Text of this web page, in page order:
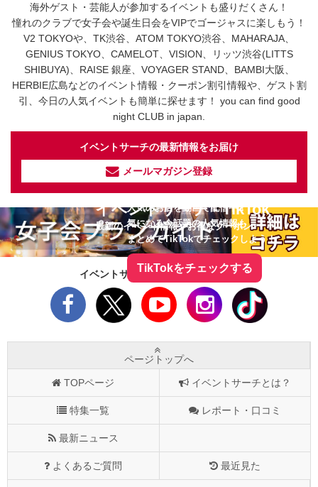
海外ゲスト・芸能人が参加するイベントも盛りだくさん！
憧れのクラブで女子会や誕生日会をVIPでゴージャスに楽しもう！
V2 TOKYOや、TK渋谷、ATOM TOKYO渋谷、MAHARAJA、
GENIUS TOKYO、CAMELOT、VISION、リッツ渋谷(LITTS
SHIBUYA)、RAISE 銀座、VOYAGER STAND、BAMBI大阪、
HERBIE広島などのイベント情報・クーポン割引情報や、ゲスト割
引、今日の人気イベントも簡単に探せます！ you can find good
night CLUB in japan.
イベントサーチの最新情報をお届け
メールマガジン登録
イベントサーチ - TikTok
最新のイベント情報やお得なクーポン
人気のお店を動画で配信中！
気になる今話題の人気情報も
まとめてTikTokでチェックしよう！
TikTokをチェックする
イベントサーチをフォローしよう！
ページトップへ
TOPページ イベントサーチとは？
特集一覧 レポート・口コミ
最新ニュース
よくあるご質問 最近見た